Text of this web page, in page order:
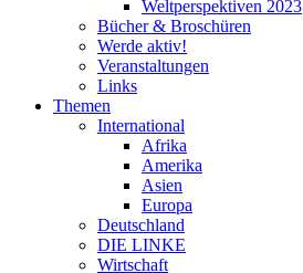
Weltperspektiven 2023
Bücher & Broschüren
Werde aktiv!
Veranstaltungen
Links
Themen
International
Afrika
Amerika
Asien
Europa
Deutschland
DIE LINKE
Wirtschaft